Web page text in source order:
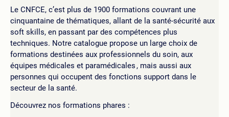
Le CNFCE, c’est plus de 1900 formations couvrant une
cinquantaine de thématiques, allant de la santé-sécurité aux
soft skills, en passant par des compétences plus
techniques. Notre catalogue propose un large choix de
formations destinées aux professionnels du soin, aux
équipes médicales et paramédicales , mais aussi aux
personnes qui occupent des fonctions support dans le
secteur de la santé.
Découvrez nos formations phares :